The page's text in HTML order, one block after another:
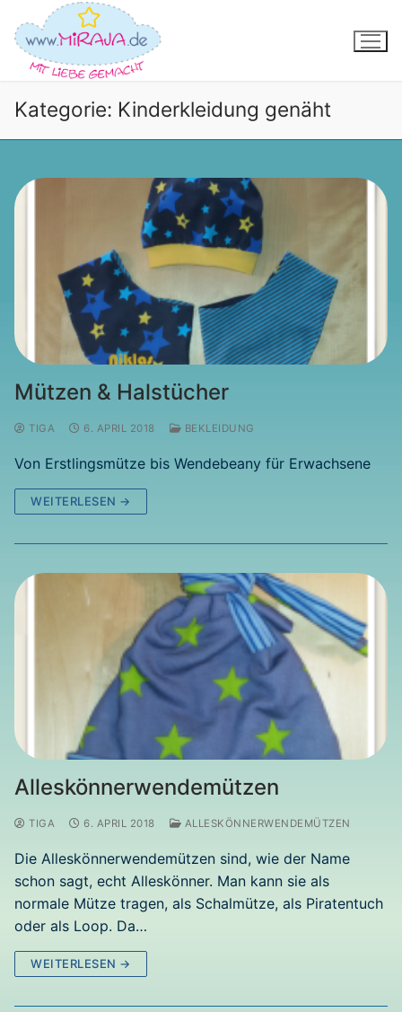
Inhalt
springen
Kategorie: Kinderkleidung genäht
Mützen & Halstücher
TIGA 6. APRIL 2018 BEKLEIDUNG
Von Erstlingsmütze bis Wendebeany für Erwachsene
WEITERLESEN →
Alleskönnerwendemützen
TIGA 6. APRIL 2018 ALLESKÖNNERWENDEMÜTZEN
Die Alleskönnerwendemützen sind, wie der Name
schon sagt, echt Alleskönner. Man kann sie als
normale Mütze tragen, als Schalmütze, als Piratentuch
oder als Loop. Da…
WEITERLESEN →